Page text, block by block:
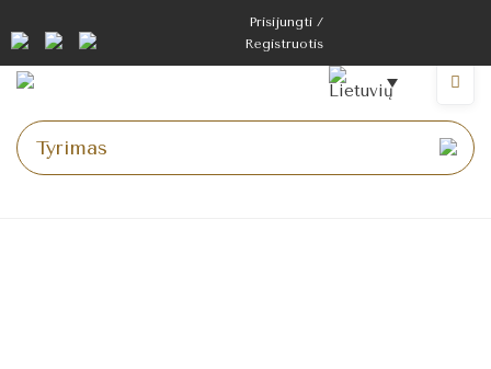
Prisijungti /
Registruotis